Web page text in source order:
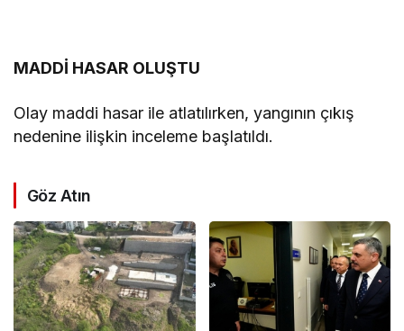
MADDİ HASAR OLUŞTU
Olay maddi hasar ile atlatılırken, yangının çıkış
nedenine ilişkin inceleme başlatıldı.
Göz Atın